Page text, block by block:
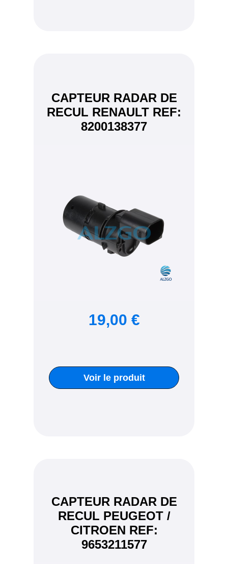
CAPTEUR RADAR DE
RECUL RENAULT REF:
8200138377
19,00 €
Voir le produit
CAPTEUR RADAR DE
RECUL PEUGEOT /
CITROEN REF:
9653211577